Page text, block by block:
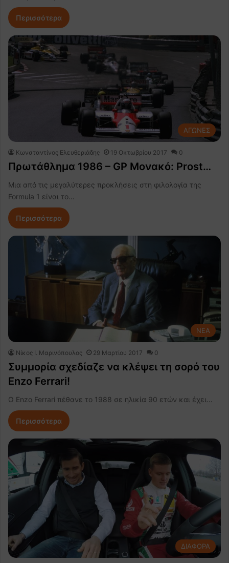
Περισσότερα
ΑΓΩΝΕΣ
Κωνσταντίνος Ελευθεριάδης 19 Οκτωβρίου 2017 0
Πρωτάθλημα 1986 – GP Μονακό: Prost…
Μια από τις μεγαλύτερες προκλήσεις στη φιλολογία της
Formula 1 είναι το…
Περισσότερα
NEA
Nίκος Ι. Mαρινόπουλος 29 Μαρτίου 2017 0
Συμμορία σχεδίαζε να κλέψει τη σορό του
Enzo Ferrari!
Ο Enzo Ferrari πέθανε το 1988 σε ηλικία 90 ετών και έχει…
Περισσότερα
ΔΙΑΦΟΡΑ